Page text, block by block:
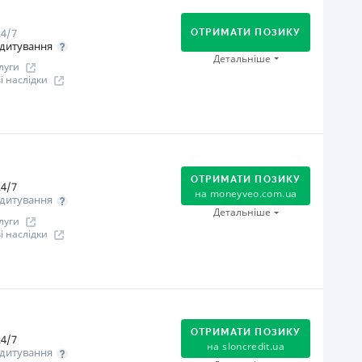
Оплата на розрахунковий рахунок
Онлайн (через сайт або інтернет-банкінг)
НБУ
переоформлена 07.03.2024 р.
7
ОТРИМАТИ ПОЗИКУ
Детальніше
Онлайн (через сайт або інтернет-банкінг)
Через термінали Приватбанку
Через термінали самообслуговування
НБУ
7
ОТРИМАТИ ПОЗИКУ
на moneyveo.com.ua
Детальніше
Онлайн (через сайт або інтернет-банкінг)
Через термінали Приватбанку
7
ОТРИМАТИ ПОЗИКУ
на sloncredit.ua